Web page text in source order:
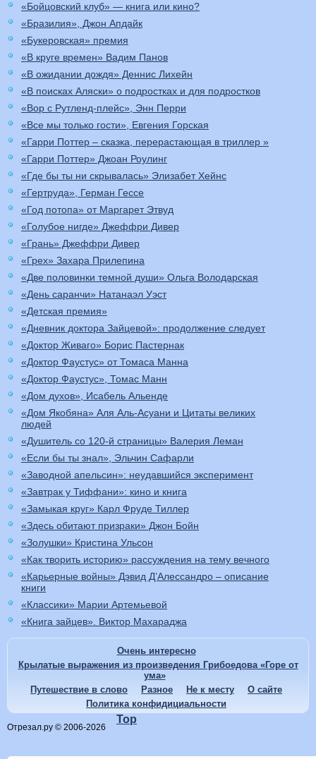
«Бойцовский клуб» — книга или кино?
«Бразилия», Джон Апдайк
«Букеровская» премия
«В круге времен» Вадим Панов
«В ожидании дождя» Деннис Лихейн
«В поисках Аляски» о подростках и для подростков
«Вор с Рутленд-плейс», Энн Перри
«Все мы только гости», Евгения Горская
«Гарри Поттер – сказка, перерастающая в триллер »
«Гарри Поттер» Джоан Роулинг
«Где бы ты ни скрывалась» Элизабет Хейнс
«Гертруда», Герман Гессе
«Год потопа» от Маргарет Этвуд
«Голубое нигде» Джеффри Дивер
«Грань» Джеффри Дивер
«Грех» Захара Прилепина
«Две половинки темной души» Ольга Володарская
«День саранчи» Натанаэл Уэст
«Детская премия»
«Дневник доктора Зайцевой»: продолжение следует
«Доктор Живаго» Борис Пастернак
«Доктор Фаустус» от Томаса Манна
«Доктор Фаустус», Томас Манн
«Дом духов», Исабель Альенде
«Дом Якобяна» Аля Аль-Асуани и Цитаты великих
людей
«Душитель со 120-й страницы» Валерия Леман
«Если бы ты знал», Эльчин Сафарли
«Заводной апельсин»: неудавшийся эксперимент
«Завтрак у Тиффани»: кино и книга
«Замыкая круг» Карл Фруде Тиллер
«Здесь обитают призраки» Джон Бойн
«Золушки» Кристина Ульсон
«Как творить историю» рассуждения на тему вечного
«Карьерные войны» Дэвид Д’Алессандро – описание
книги
«Классики» Марии Артемьевой
«Книга зайцев». Виктор Махараджа
Очень интересно
Крылатые выражения из произведения Грибоедова «Горе от
ума»
Путешествие в слово
Разное Не к месту
О сайте
Политика конфидициальности
Отрезал.ру © 2006-2026
Top